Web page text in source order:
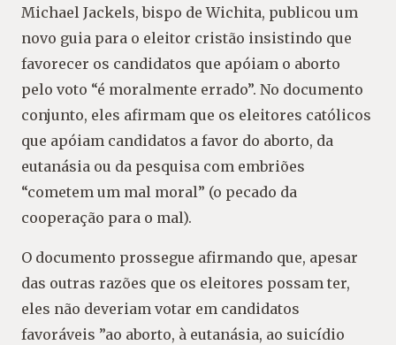
Michael Jackels, bispo de Wichita, publicou um
novo guia para o eleitor cristão insistindo que
favorecer os candidatos que apóiam o aborto
pelo voto “é moralmente errado”. No documento
conjunto, eles afirmam que os eleitores católicos
que apóiam candidatos a favor do aborto, da
eutanásia ou da pesquisa com embriões
“cometem um mal moral” (o pecado da
cooperação para o mal).
O documento prossegue afirmando que, apesar
das outras razões que os eleitores possam ter,
eles não deveriam votar em candidatos
favoráveis ​​”ao aborto, à eutanásia, ao suicídio